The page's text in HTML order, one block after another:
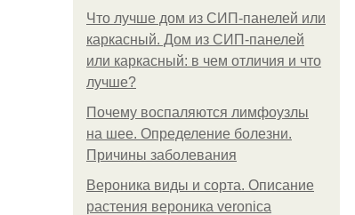
Что лучше дом из СИП-панелей или
каркасный. Дом из СИП-панелей
или каркасный: в чем отличия и что
лучше?
Почему воспаляются лимфоузлы
на шее. Определение болезни.
Причины заболевания
Вероника виды и сорта. Описание
растения вероника veronica